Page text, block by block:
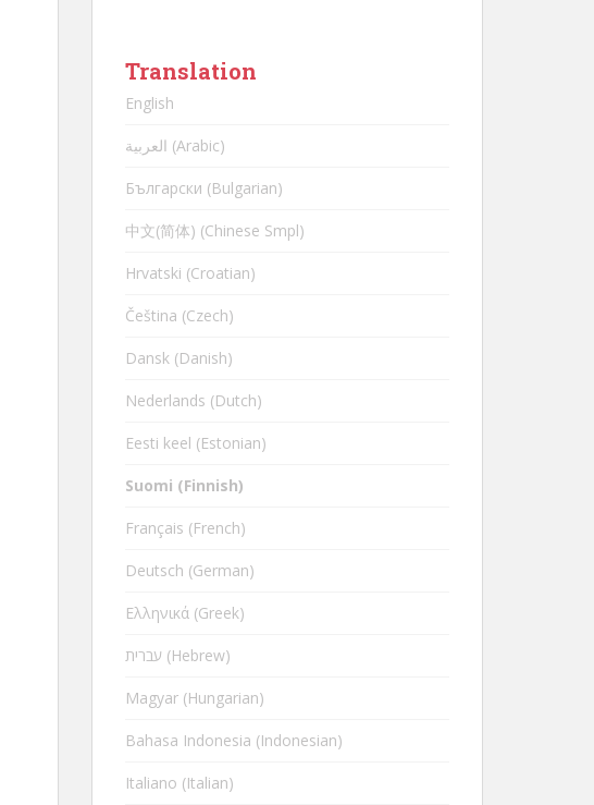
Translation
English
العربية (Arabic)
Български (Bulgarian)
中文(简体) (Chinese Smpl)
Hrvatski (Croatian)
Čeština (Czech)
Dansk (Danish)
Nederlands (Dutch)
Eesti keel (Estonian)
Suomi (Finnish)
Français (French)
Deutsch (German)
Ελληνικά (Greek)
עברית (Hebrew)
Magyar (Hungarian)
Bahasa Indonesia (Indonesian)
Italiano (Italian)